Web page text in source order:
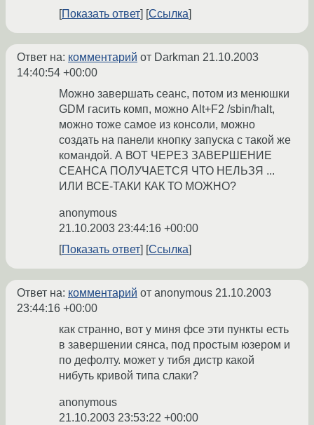
Показать ответ
Ссылка
Ответ на: комментарий от Darkman 21.10.2003
14:40:54 +00:00
Можно завершать сеанс, потом из менюшки
GDM гасить комп, можно Alt+F2 /sbin/halt,
можно тоже самое из консоли, можно
создать на панели кнопку запуска с такой же
командой. А ВОТ ЧЕРЕЗ ЗАВЕРШЕНИЕ
СЕАНСА ПОЛУЧАЕТСЯ ЧТО НЕЛЬЗЯ ...
ИЛИ ВСЕ-ТАКИ КАК ТО МОЖНО?
anonymous
21.10.2003 23:44:16 +00:00
Показать ответ
Ссылка
Ответ на: комментарий от anonymous 21.10.2003
23:44:16 +00:00
как странно, вот у миня фсе эти пункты есть
в завершении сянса, под простым юзером и
по дефолту. может у тибя дистр какой
нибуть кривой типа слаки?
anonymous
21.10.2003 23:53:22 +00:00